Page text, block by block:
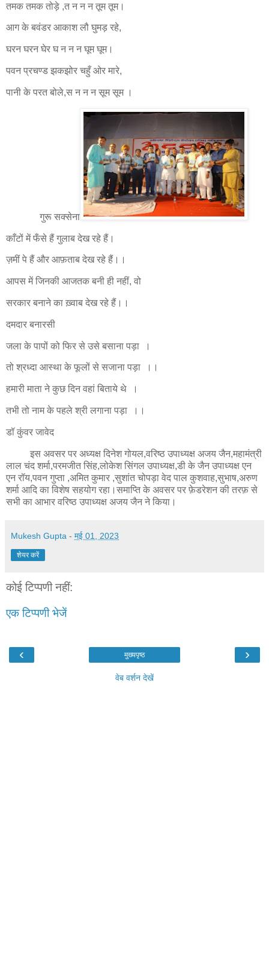
तमक तमक तोड़े ,त न न न तूम तूम।
आग के बवंडर आकाश लौ घुमड़ रहे,
घरन घरन घेर घ न न न घूम घूम।
पवन प्रचण्ड झकझोर चहुँ ओर मारे,
पानी के परत बोले,स न न न सूम सूम ।
गुरू सक्सेना
काँटों में फँसे हैं गुलाब देख रहे हैं।
ज़मीं पे हैं और आफ़ताब देख रहे हैं।।
आपस में जिनकी आजतक बनी ही नहीं, वो
सरकार बनाने का ख़्वाब देख रहे हैं।।
दमदार बनारसी
जला के पापों को फिर से उसे बसाना पड़ा ।
तो श्रध्दा आस्था के फूलों से सजाना पड़ा ।।
हमारी माता ने कुछ दिन वहां बिताये थे ।
तभी तो नाम के पहले श्री लगाना पड़ा ।।
डॉ कुंवर जावेद
इस अवसर पर अध्यक्ष दिनेश गोयल,वरिष्ठ उपाध्यक्ष अजय जैन,महामंत्री
लाल चंद शर्मा,परमजीत सिंह,लोकेश सिंगल उपाध्यक्ष,डी के जैन उपाध्यक्ष एन
एन रॉय,पवन गुप्ता ,अमित कुमार ,सुशांत चोपड़ा वेद पाल कुशवाह,सुभाष,अरुण
शर्मा आदि का विशेष सहयोग रहा।समाप्ति के अवसर पर फ़ेडरेशन की तरफ़ से
सभी का आभार वरिष्ठ उपाध्यक्ष अजय जैन ने किया।
Mukesh Gupta - मई 01, 2023
शेयर करें
कोई टिप्पणी नहीं:
एक टिप्पणी भेजें
‹ ›
मुख्यपृष्ठ
वेब वर्शन देखें